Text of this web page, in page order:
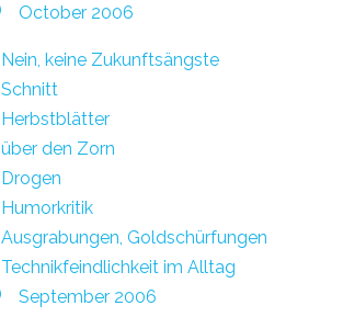
October 2006
Nein, keine Zukunftsängste
Schnitt
Herbstblätter
über den Zorn
Drogen
Humorkritik
Ausgrabungen, Goldschürfungen
Technikfeindlichkeit im Alltag
September 2006